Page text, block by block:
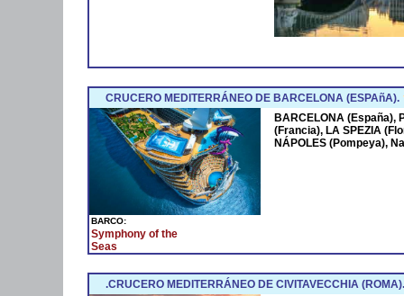
CRUCERO MEDITERRÁNEO DE BARCELONA (ESPAñA).
BARCO:
Symphony of the
Seas
BARCELONA (España),
(Francia), LA SPEZIA
NÁPOLES (Pompeya),
.CRUCERO MEDITERRÁNEO DE CIVITAVECCHIA (ROMA).